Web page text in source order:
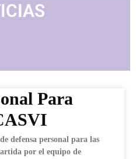
Para
defensa personal para las
por el equipo de